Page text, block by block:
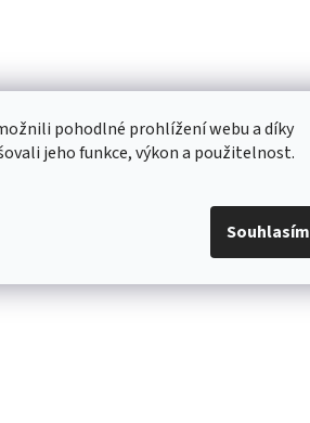
pohodlné prohlížení webu a díky
jeho funkce, výkon a použitelnost.
Souhlasím